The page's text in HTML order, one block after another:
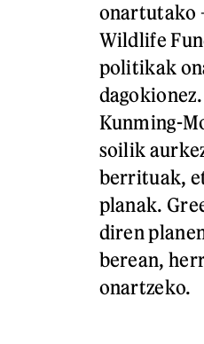
onartutako
Wildlife
politikak
Kunming-
soilik
berrituak,
planak.
diren
berean,
onartzeko.